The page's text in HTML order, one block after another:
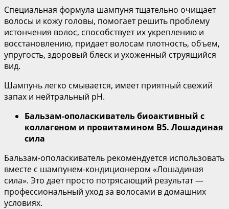
Специальная формула шампуня тщательно очищает
волосы и кожу головы, помогает решить проблему
истончения волос, способствует их укреплению и
восстановлению, придает волосам плотность, объем,
упругость, здоровый блеск и ухоженный струящийся
вид.
Шампунь легко смывается, имеет приятный свежий
запах и нейтральный pH.
Бальзам-ополаскиватель биоактивный с
коллагеном и провитамином В5. Лошадиная
сила
Бальзам-ополаскиватель рекомендуется использовать
вместе с шампунем-кондиционером «Лошадиная
сила». Это дает просто потрясающий результат —
профессиональный уход за волосами в домашних
условиях.